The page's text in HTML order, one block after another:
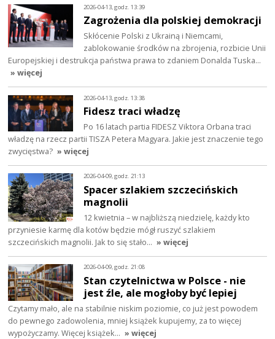
2026-04-13, godz. 13:39
Zagrożenia dla polskiej demokracji
Skłócenie Polski z Ukrainą i Niemcami,
zablokowanie środków na zbrojenia, rozbicie Unii
Europejskiej i destrukcja państwa prawa to zdaniem Donalda Tuska…
» więcej
2026-04-13, godz. 13:38
Fidesz traci władzę
Po 16 latach partia FIDESZ Viktora Orbana traci
władzę na rzecz partii TISZA Petera Magyara. Jakie jest znaczenie tego
zwycięstwa? » więcej
2026-04-09, godz. 21:13
Spacer szlakiem szczecińskich
magnolii
12 kwietnia – w najbliższą niedzielę, każdy kto
przyniesie karmę dla kotów będzie mógł ruszyć szlakiem
szczecińskich magnolii. Jak to się stało… » więcej
2026-04-09, godz. 21:08
Stan czytelnictwa w Polsce - nie
jest źle, ale mogłoby być lepiej
Czytamy mało, ale na stabilnie niskim poziomie, co już jest powodem
do pewnego zadowolenia, mniej książek kupujemy, za to więcej
wypożyczamy. Więcej książek… » więcej